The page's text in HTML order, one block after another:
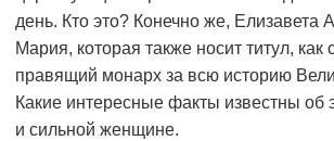
день. Кто это? Конечно же, Елизавета
Мария, которая также носит титул, как
правящий монарх за всю историю
Какие интересные факты известны об
и сильной женщине.